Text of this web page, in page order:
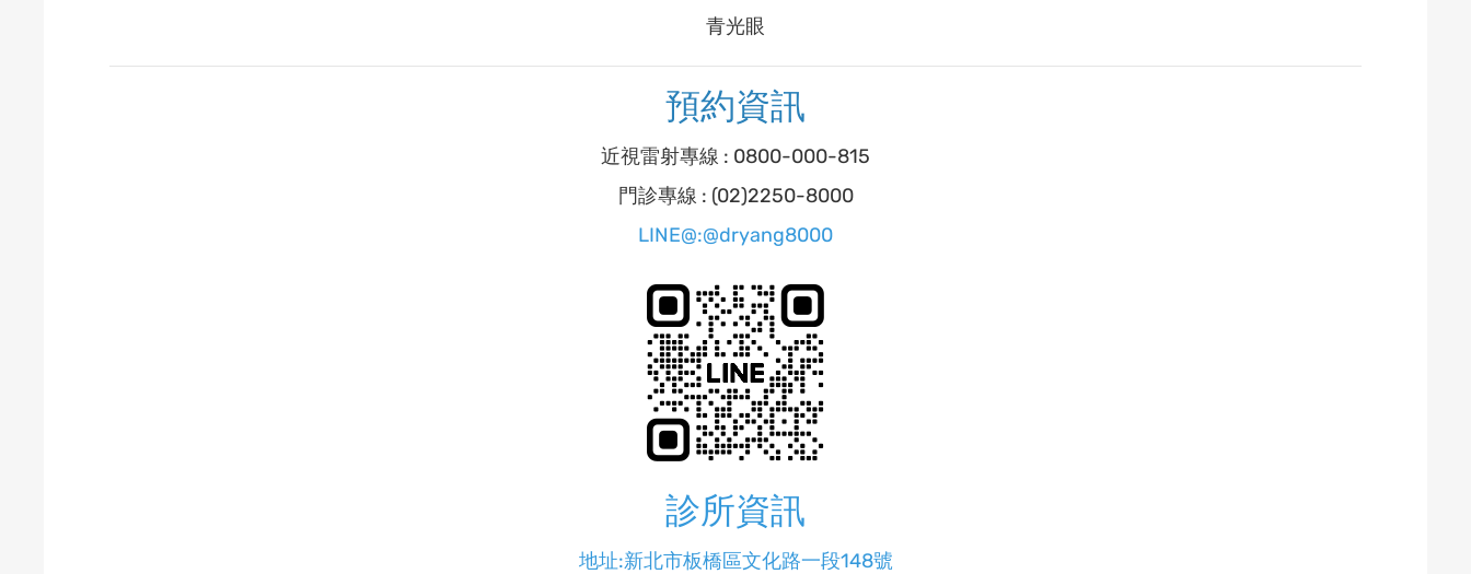
青光眼
預約資訊
近視雷射專線 : 0800-000-815
門診專線 : (02)2250-8000
LINE@:@dryang8000
診所資訊
地址:新北市板橋區文化路一段148號